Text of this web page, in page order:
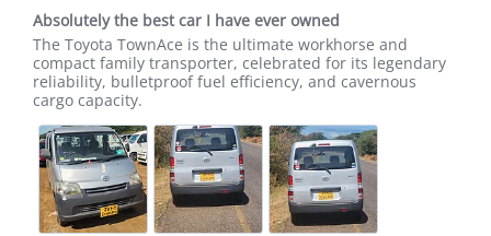
rating
Absolutely the best car I have ever owned
Review
by
Lloyd
M.
8
Jun
2026
review
stating
Absolutely
the
car
have
ever
owned
The Toyota TownAce is the ultimate workhorse and
compact family transporter, celebrated for its legendary
reliability, bulletproof fuel efficiency, and cavernous
cargo capacity.